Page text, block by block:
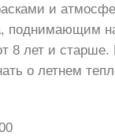
и
поднимающим
8 лет и старше.
о летнем